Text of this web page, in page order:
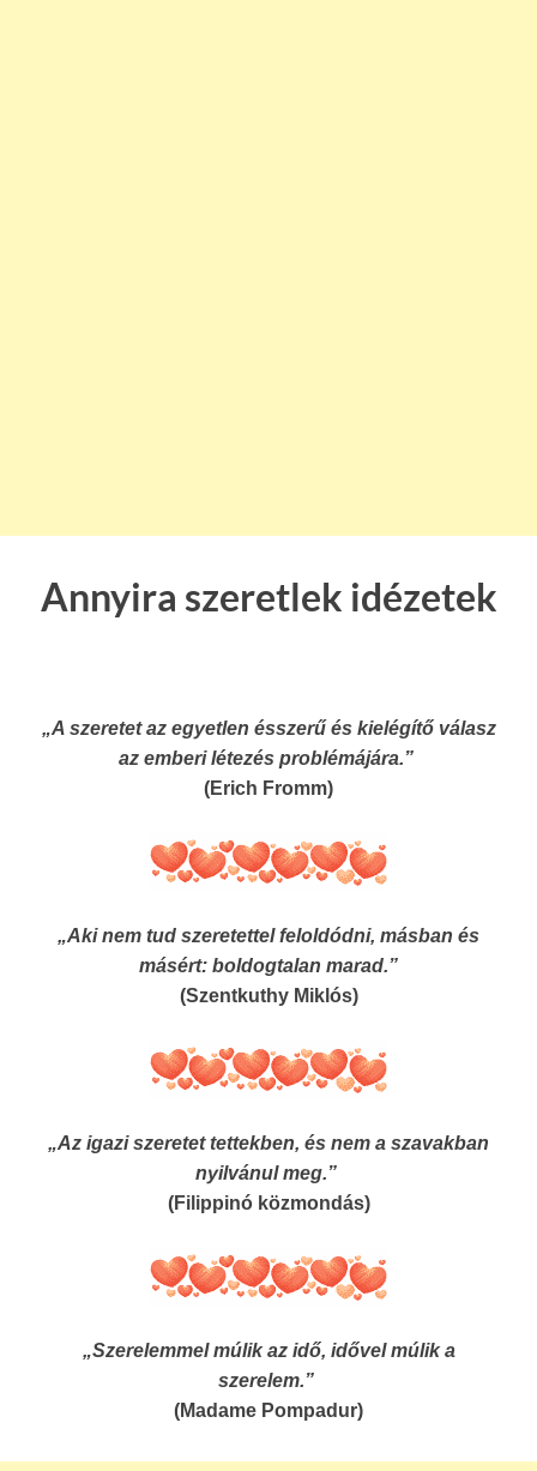
Annyira szeretlek idézetek
„A szeretet az egyetlen ésszerű és kielégítő válasz
az emberi létezés problémájára.”
(Erich Fromm)
„Aki nem tud szeretettel feloldódni, másban és
másért: boldogtalan marad.”
(Szentkuthy Miklós)
„Az igazi szeretet tettekben, és nem a szavakban
nyilvánul meg.”
(Filippinó közmondás)
„Szerelemmel múlik az idő, idővel múlik a
szerelem.”
(Madame Pompadur)